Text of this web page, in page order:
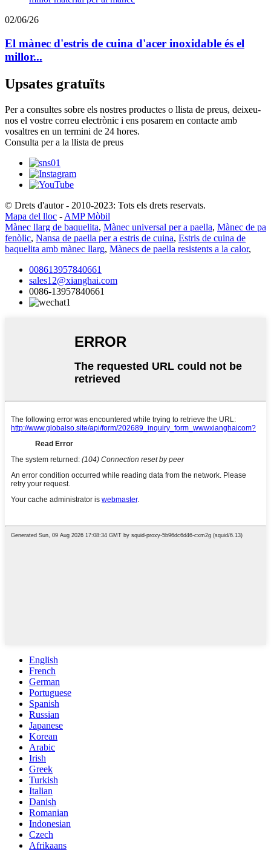
02/06/26
El mànec d'estris de cuina d'acer inoxidable és el
millor...
Upsates gratuïts
Per a consultes sobre els nostres productes o llista de preus, deixeu-
nos el vostre correu electrònic i ens posarem en contacte amb
vosaltres en un termini de 24 hores.
Consulta per a la llista de preus
© Drets d'autor - 2010-2023: Tots els drets reservats.
Mapa del lloc - AMP Mòbil
Mànec llarg de baquelita, Mànec universal per a paella, Mànec de pa
fenòlic, Nansa de paella per a estris de cuina, Estris de cuina de
baquelita amb mànec llarg, Mànecs de paella resistents a la calor,
008613957840661
sales12@xianghai.com
0086-13957840661
English
French
German
Portuguese
Spanish
Russian
Japanese
Korean
Arabic
Irish
Greek
Turkish
Italian
Danish
Romanian
Indonesian
Czech
Afrikaans